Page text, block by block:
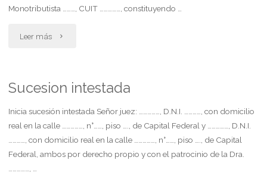
Monotributista ………, CUIT ……………, constituyendo …
Leer más "Sucesion
Sucesion intestada
Inicia sucesión intestada Señor juez: ……………, D.N.I. …………, con domicilio
real en la calle ……………, n°……, piso …., de Capital Federal y ……………, D.N.I.
…………, con domicilio real en la calle ……………, n°……, piso …., de Capital
Federal, ambos por derecho propio y con el patrocinio de la Dra.